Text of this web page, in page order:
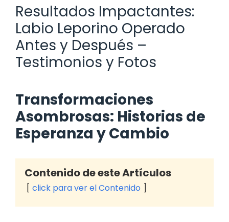
Resultados Impactantes:
Labio Leporino Operado
Antes y Después –
Testimonios y Fotos
Transformaciones
Asombrosas: Historias de
Esperanza y Cambio
Contenido de este Artículos
click para ver el Contenido